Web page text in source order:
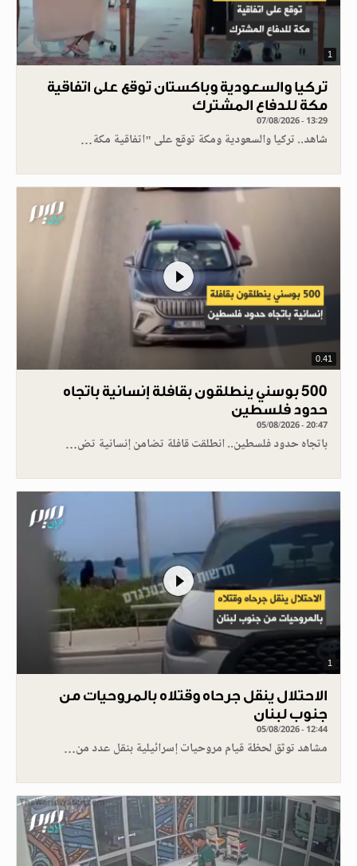
1
تركيا والسعودية وباكستان توقع على اتفاقية
مكة للدفاع المشترك
07/08/2026 - 13:29
شاهد.. تركيا والسعودية ومكة توقع على "اتفاقية مكة…
0.41
500 بوسني ينطلقون بقافلة إنسانية باتجاه
حدود فلسطين
05/08/2026 - 20:47
باتجاه حدود فلسطين.. انطلقت قافلة تضامن إنسانية تض…
1
الاحتلال ينقل جرحاه وقتلاه بالمروحيات من
جنوب لبنان
05/08/2026 - 12:44
مشاهد توثق لحظة قيام مروحيات إسرائيلية بنقل عدد من…